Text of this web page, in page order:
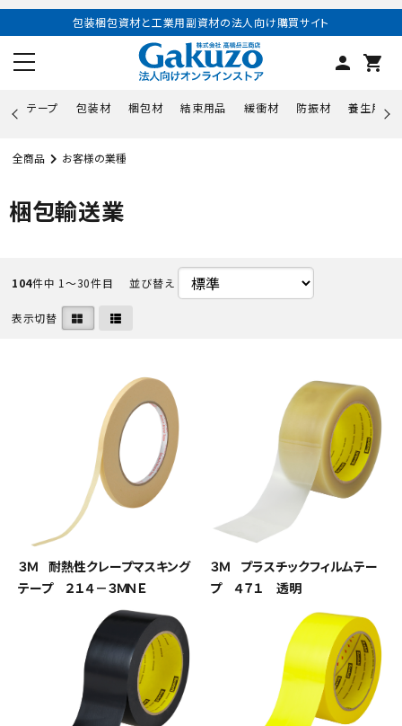
包装梱包資材と工業用副資材の法人向け購買サイト
person shopping_cart
テープ 包装材 梱包材 結束用品 緩衝材 防振材 養生用品
全商品 お客様の業種
梱包輸送業
104件中 1〜30件目 並び替え
表示切替
３Ｍ 耐熱性クレープマスキング
テープ ２１４－３ＭＮＥ
３Ｍ プラスチックフィルムテー
プ ４７１ 透明